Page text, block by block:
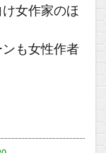
女作家のほ
も女性作者